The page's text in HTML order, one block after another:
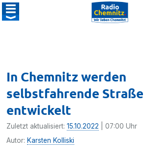
In Chemnitz werden
selbstfahrende
entwickelt
Zuletzt aktualisiert:15.10.2022 | 07:00 Uhr
Autor: Karsten Kolliski